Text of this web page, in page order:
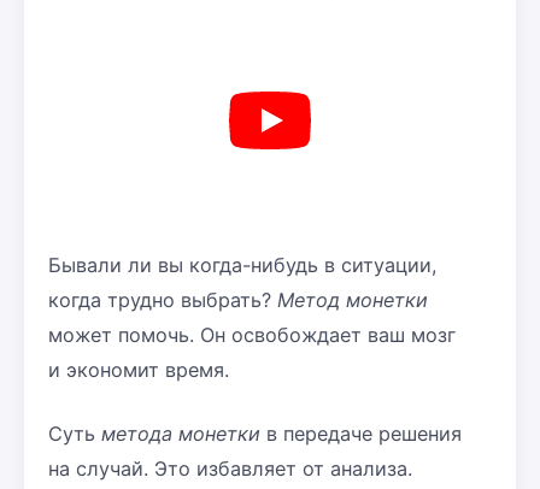
Бывали ли вы когда-нибудь в ситуации,
когда трудно выбрать? Метод монетки
может помочь. Он освобождает ваш мозг
и экономит время.
Суть метода монетки в передаче решения
на случай. Это избавляет от анализа.